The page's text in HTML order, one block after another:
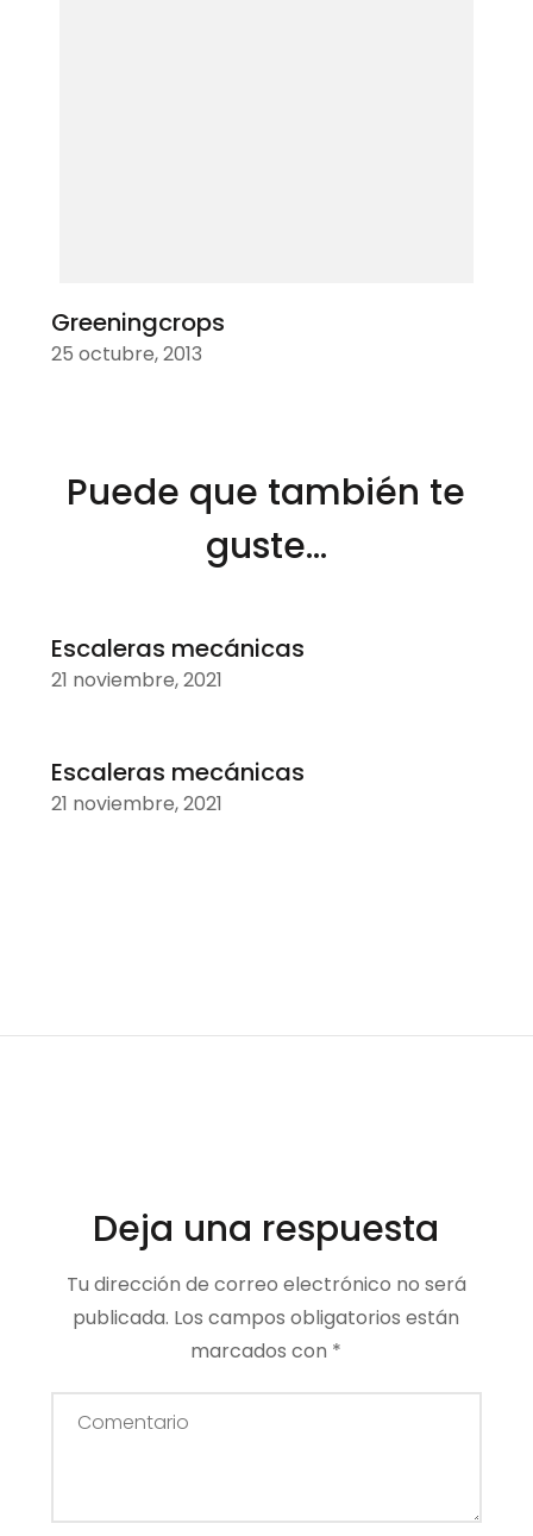
Greeningcrops
25 octubre, 2013
Puede que también te
guste...
Escaleras mecánicas
21 noviembre, 2021
Escaleras mecánicas
21 noviembre, 2021
Deja una respuesta
Tu dirección de correo electrónico no será
publicada. Los campos obligatorios están
marcados con *